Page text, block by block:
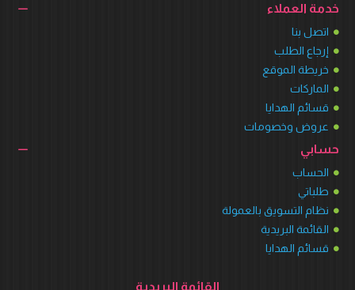
خدمة العملاء
اتصل بنا
إرجاع الطلب
خريطة الموقع
الماركات
قسائم الهدايا
عروض وخصومات
حسابي
الحساب
طلباتي
نظام التسويق بالعمولة
القائمة البريدية
قسائم الهدايا
القائمة البريدية